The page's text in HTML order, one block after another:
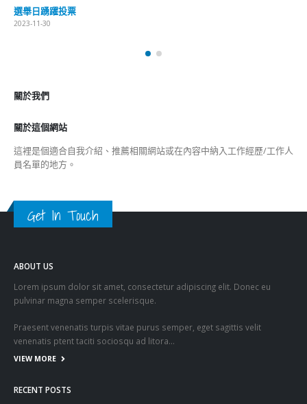
選舉日踴躍投票
2023-11-30
關於我們
關於這個網站
這裡是個適合自我介紹、推薦相關網站或在內容中納入工作經歷/工作人
員名單的地方。
Get In Touch
ABOUT US
Lorem ipsum dolor sit amet, consectetur adipiscing elit. Donec eu
pulvinar magna semper scelerisque.
Praesent venenatis turpis vitae purus semper, eget sagittis velit
venenatis ptent taciti sociosqu ad litora…
VIEW MORE
RECENT POSTS